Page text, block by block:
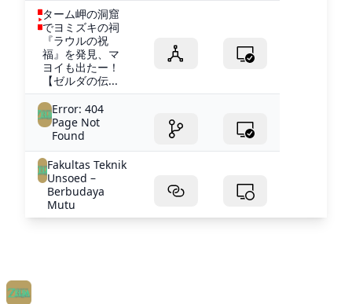
ターム岬の洞窟
でヨミズキの祠
『ラウルの祝
福』を発見、マ
ヨイも出たー！
【ゼルダの伝...
Error: 404
Page Not
Found
Fakultas Teknik
Unsoed –
Berbudaya
Mutu